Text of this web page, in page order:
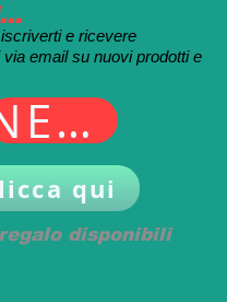
e ricevere
email su nuovi prodotti e
NEGOZIO
qui
disponibili